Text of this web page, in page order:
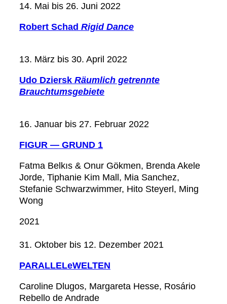
14. Mai bis 26. Juni 2022
Robert Schad Rigid Dance
13. März bis 30. April 2022
Udo Dziersk Räumlich getrennte
Brauchtumsgebiete
16. Januar bis 27. Februar 2022
FIGUR — GRUND 1
Fatma Belkıs & Onur Gökmen, Brenda Akele
Jorde, Tiphanie Kim Mall, Mia Sanchez,
Stefanie Schwarzwimmer, Hito Steyerl, Ming
Wong
2021
31. Oktober bis 12. Dezember 2021
PARALLELeWELTEN
Caroline Dlugos, Margareta Hesse, Rosário
Rebello de Andrade